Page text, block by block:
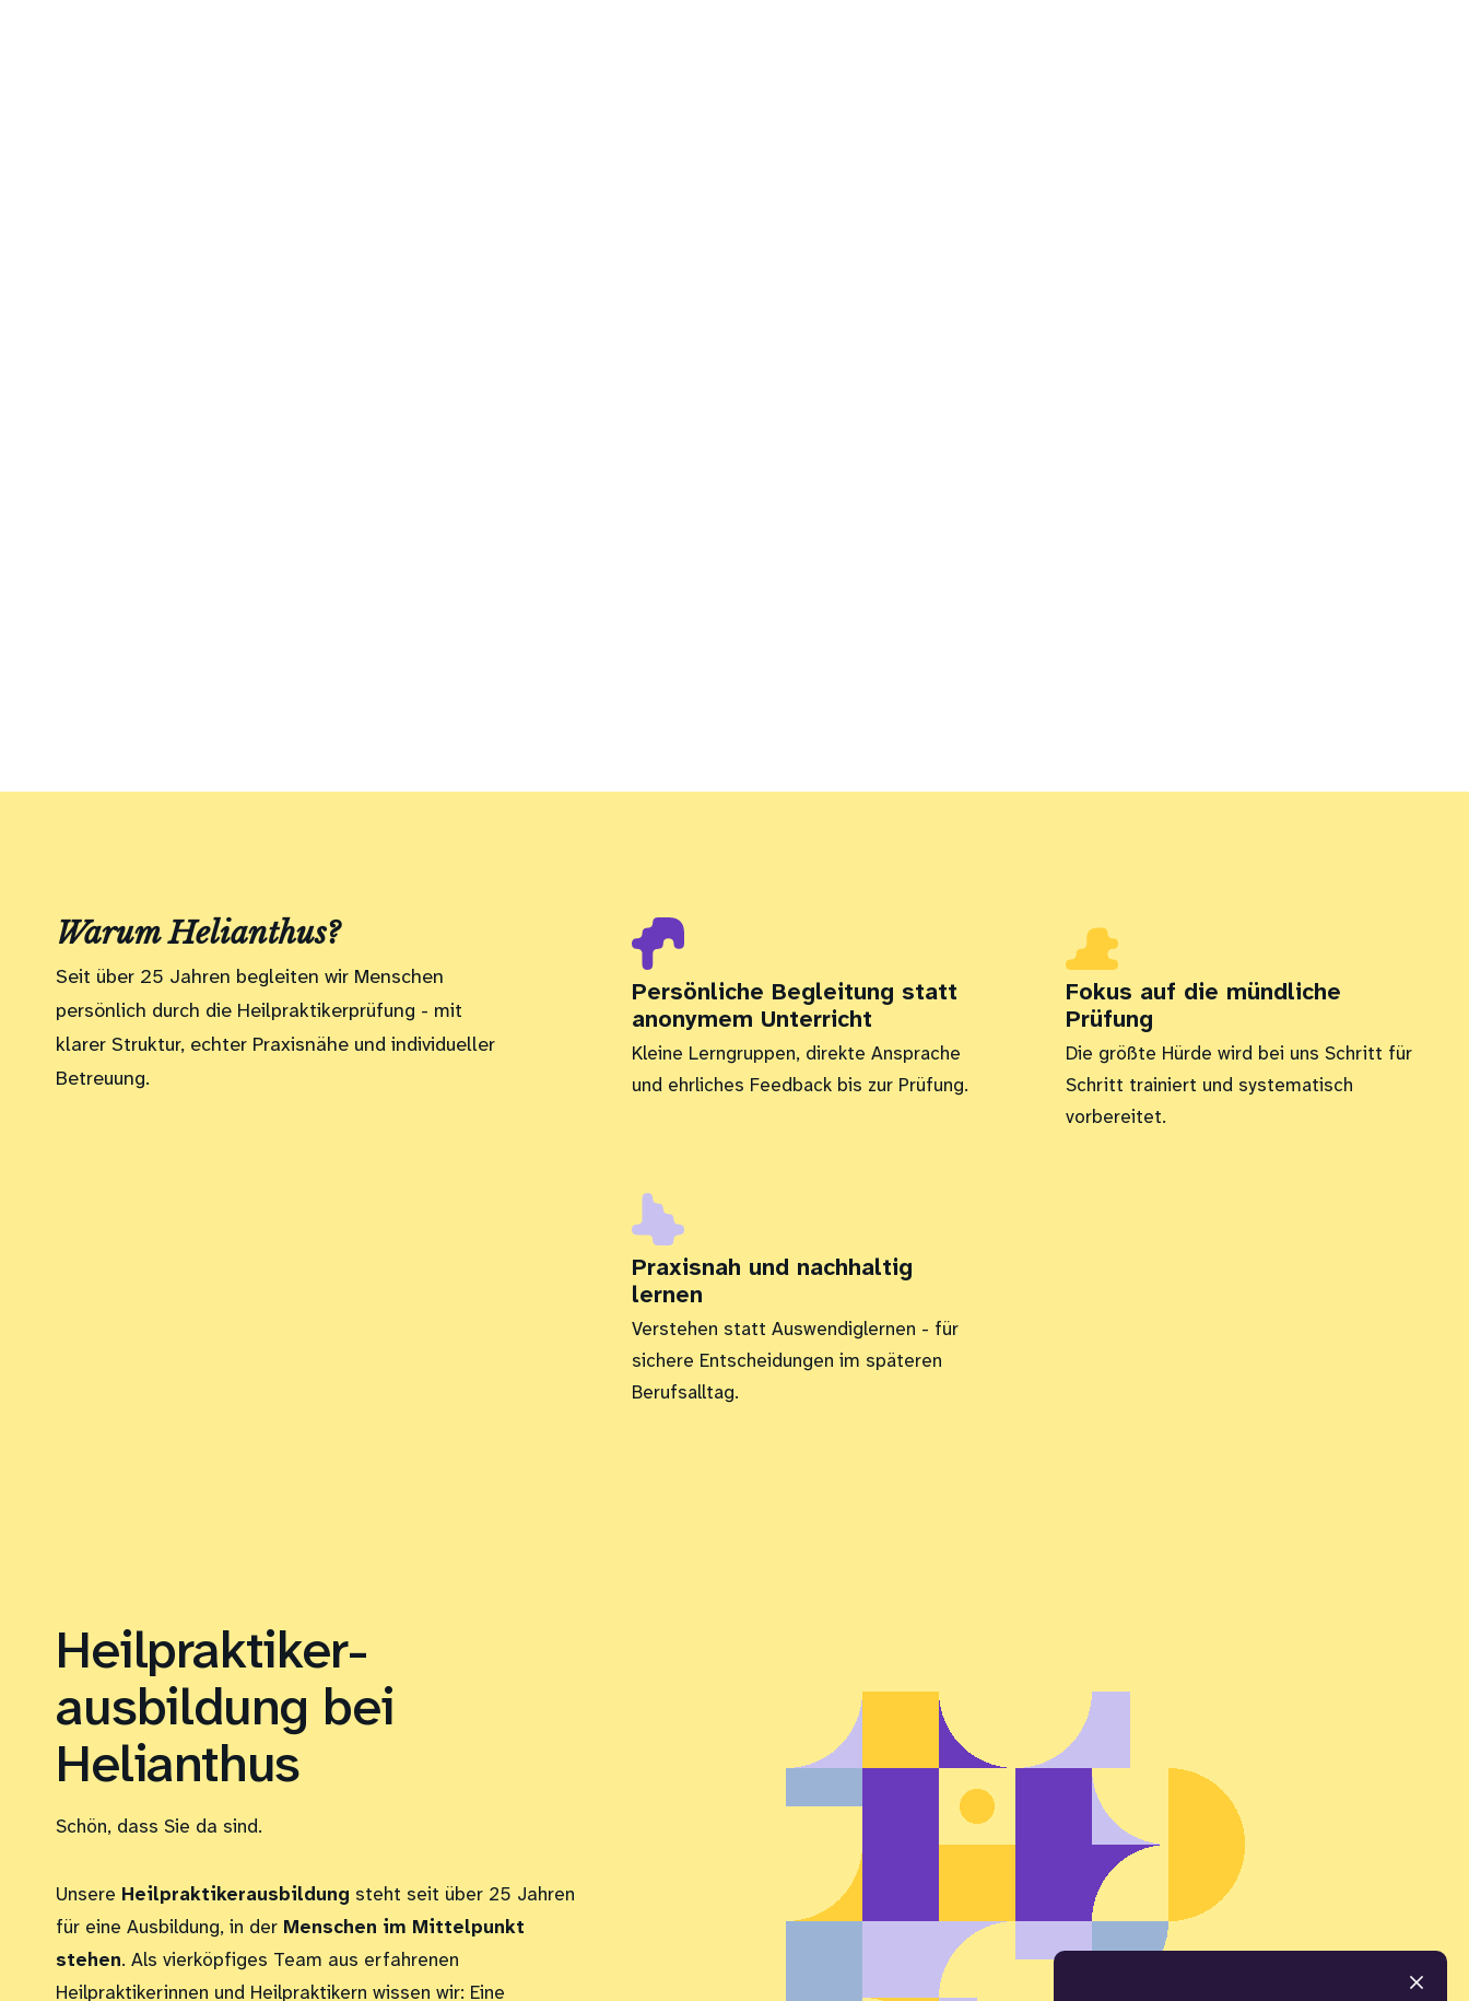
Warum Helianthus?
Seit über 25 Jahren begleiten wir Menschen
persönlich durch die Heilpraktikerprüfung - mit
klarer Struktur, echter Praxisnähe und individueller
Betreuung.
Persönliche Begleitung statt
anonymem Unterricht
Kleine Lerngruppen, direkte Ansprache
und ehrliches Feedback bis zur Prüfung.
Fokus auf die mündliche
Prüfung
Die größte Hürde wird bei uns Schritt für
Schritt trainiert und systematisch
vorbereitet.
Praxisnah und nachhaltig
lernen
Verstehen statt Auswendiglernen - für
sichere Entscheidungen im späteren
Berufsalltag.
Heilpraktiker­
ausbildung bei
Helianthus
Schön, dass Sie da sind.
Unsere Heilpraktikerausbildung steht seit über 25 Jahren
für eine Ausbildung, in der Menschen im Mittelpunkt
stehen. Als vierköpfiges Team aus erfahrenen
Heilpraktikerinnen und Heilpraktikern wissen wir: Eine